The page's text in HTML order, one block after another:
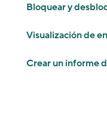
Bloquear y
Visualización de
Crear un informe